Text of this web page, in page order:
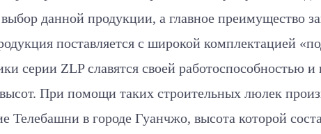
данной продукции, а главное преимущество
поставляется с широкой комплектацией
серии ZLP славятся своей работоспособностью и
При помощи таких строительных люлек
Телебашни в городе Гуанчжо, высота которой